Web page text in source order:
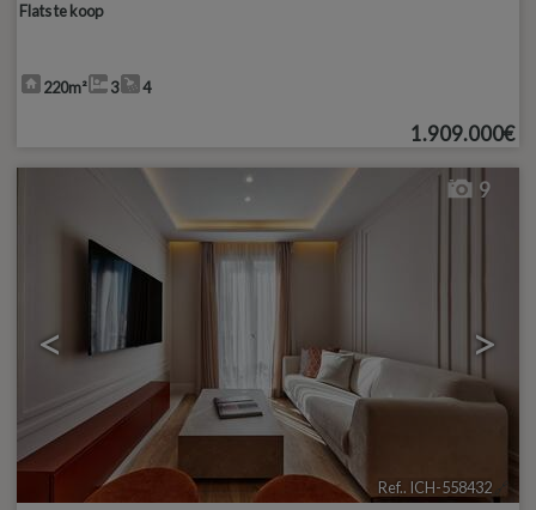
Flats te koop
220m² 3 4
1.909.000€
< >
9
Ref.. ICH-558432 🔗